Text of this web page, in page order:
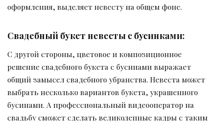
оформления, выделяет невесту на общем фоне.
Свадебный букет невесты с бусинками:
С другой стороны, цветовое и композиционное
решение свадебного букета с бусинами выражает
общий замысел свадебного убранства. Невеста может
выбрать несколько вариантов букета, украшенного
бусинами. А профессиональный видеооператор на
свадьбу сможет сделать великолепные кадры с таким